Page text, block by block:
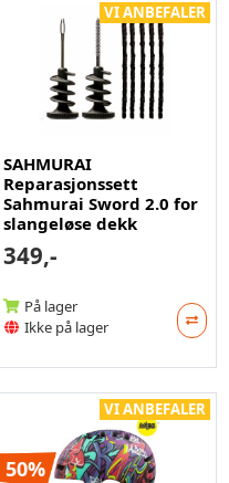
VI ANBEFALER
SAHMURAI
Reparasjonssett
Sahmurai Sword 2.0 for
slangeløse dekk
349,-
På lager
Ikke på lager
VI ANBEFALER
50%